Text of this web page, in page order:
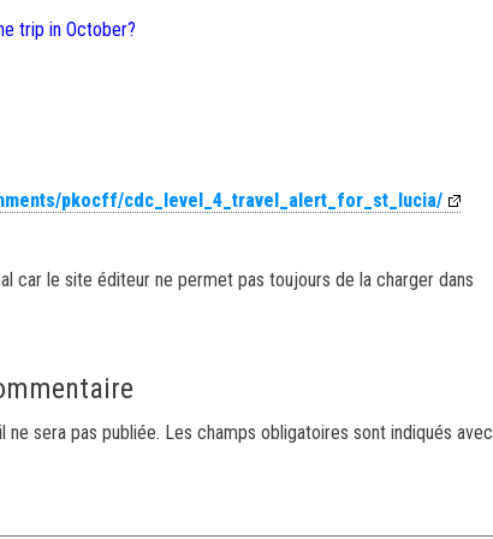
trip in October?
pkocff/cdc_level_4_travel_alert_for_st_lucia/
car le site éditeur ne permet pas toujours de la charger dans
ne sera pas publiée. Les champs obligatoires sont indiqués avec